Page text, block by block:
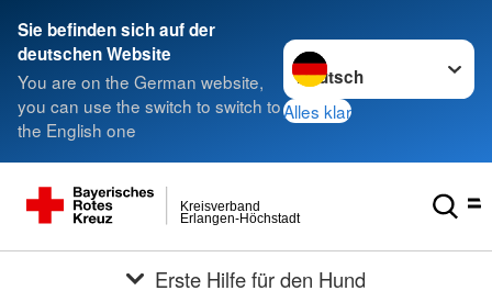
Sie befinden sich auf der
deutschen Website
You are on the German website,
you can use the switch to switch to
the English one
Sprache wechseln zu
Alles klar
Erlangen-Höchstadt
Kreisverband
Erste Hilfe für den Hund